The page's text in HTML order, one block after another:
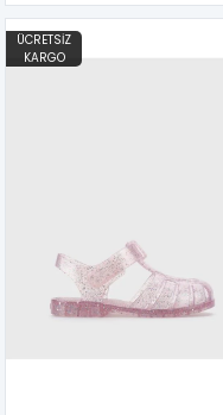
ÜCRETSIZ
KARGO